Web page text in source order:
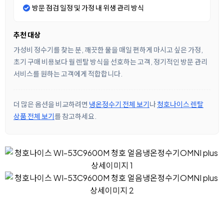
방문 점검 일정 및 가정 내 위생 관리 방식
추천 대상
가성비 정수기를 찾는 분, 깨끗한 물을 매일 편하게 마시고 싶은 가정,
초기 구매 비용보다 월 렌탈 방식을 선호하는 고객, 정기적인 방문 관리
서비스를 원하는 고객에게 적합합니다.
더 많은 옵션을 비교하려면 냉온정수기 전체 보기나청호나이스 렌탈
상품 전체 보기를 참고하세요.